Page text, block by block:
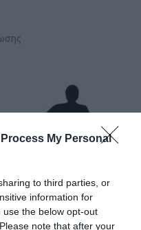
My Personal
to third parties, or
information for
the below opt-out
note that after your